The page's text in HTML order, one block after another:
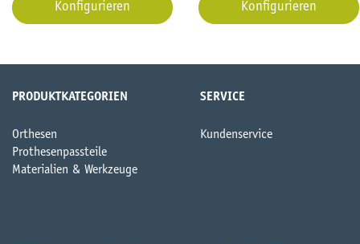
Konfigurieren Konfigurieren
PRODUKTKATEGORIEN
Orthesen
Prothesenpassteile
Materialien & Werkzeuge
SERVICE
Kundenservice